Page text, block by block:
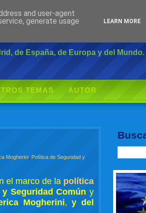
de España, de Europa y del Mundo.
TEMAS AUTOR
Mogherini ,Política de Seguridad y
el marco de la política
Seguridad Común y
Mogherini,y del
and user-agent
generate usage
LEARN MORE